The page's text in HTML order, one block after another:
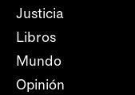
Justicia
Libros
Mundo
Opinión